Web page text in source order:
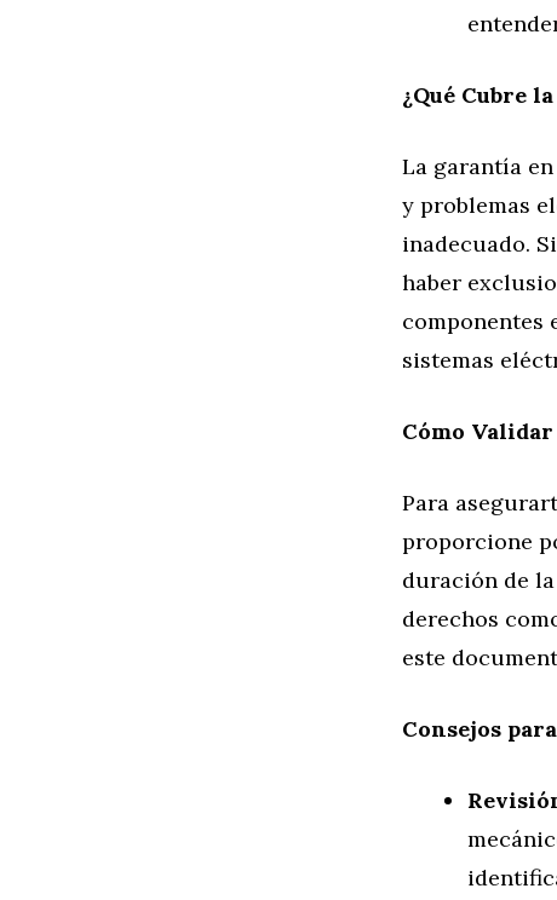
¿Qué Cubre
La garantía
y problemas
inadecuado.
haber
componentes
sistemas
Cómo
Para
proporcione
duración de
derechos
este
Consejos